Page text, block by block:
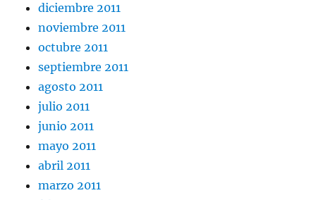
diciembre 2011
noviembre 2011
octubre 2011
septiembre 2011
agosto 2011
julio 2011
junio 2011
mayo 2011
abril 2011
marzo 2011